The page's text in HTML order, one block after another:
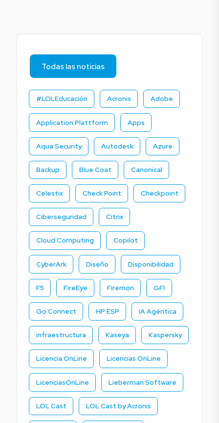
Todas las noticias
#LOLEducación Acronis Adobe
Application Plattform Apps
Aqua Security Autodesk Azure
Backup Blue Coat Canonical
Celestix Check Point Checkpoint
Ciberseguridad Citrix
Cloud Computing Copilot
CyberArk Diseño Disponibilidad
F5 FireEye Firemon GFI
Go Connect HP ESP IA Agéntica
infraestructura Kaseya Kaspersky
Licencia OnLine Licencias OnLine
LicenciasOnLine Lieberman Software
LOL Cast LOL Cast by Acronis